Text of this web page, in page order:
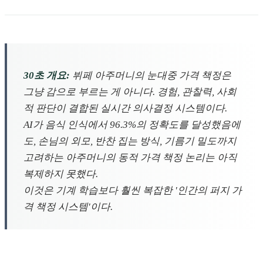
30초 개요: 뷔페 아주머니의 눈대중 가격 책정은
그냥 감으로 부르는 게 아니다. 경험, 관찰력, 사회
적 판단이 결합된 실시간 의사결정 시스템이다.
AI가 음식 인식에서 96.3%의 정확도를 달성했음에
도, 손님의 외모, 반찬 집는 방식, 기름기 밀도까지
고려하는 아주머니의 동적 가격 책정 논리는 아직
복제하지 못했다.
이것은 기계 학습보다 훨씬 복잡한 '인간의 퍼지 가
격 책정 시스템'이다.